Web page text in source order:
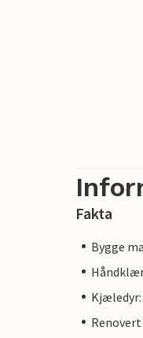
Fakta
Bygge
Kjæledyr:
Renovert